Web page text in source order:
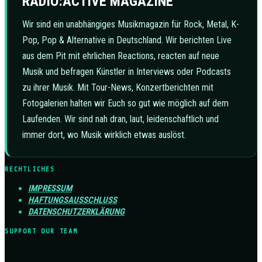
Wir sind ein unabhängiges Musikmagazin für Rock, Metal, K-
Pop, Pop & Alternative in Deutschland. Wir berichten Live
aus dem Pit mit ehrlichen Reactions, reacten auf neue
Musik und befragen Künstler in Interviews oder Podcasts
zu ihrer Musik. Mit Tour-News, Konzertberichten mit
Fotogalerien halten wir Euch so gut wie möglich auf dem
Laufenden. Wir sind nah dran, laut, leidenschaftlich und
immer dort, wo Musik wirklich etwas auslöst.
RECHTLICHES
IMPRESSUM
HAFTUNGSAUSSCHLUSS
DATENSCHUTZERKLÄRUNG
SUPPORT OUR TEAM